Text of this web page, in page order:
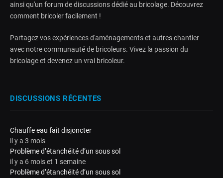
ainsi qu'un forum de discussions dédié au bricolage. Découvrez
comment bricoler facilement !
Partagez vos expériences d'aménagements et autres chantier
avec notre communauté de bricoleurs. Vivez la passion du
bricolage et devenez un vrai bricoleur.
DISCUSSIONS RÉCENTES
Chauffe eau fait disjoncter
il y a 3 mois
Problème d’étanchéité d’un sous sol
il y a 6 mois et 1 semaine
Problème d’étanchéité d’un sous sol